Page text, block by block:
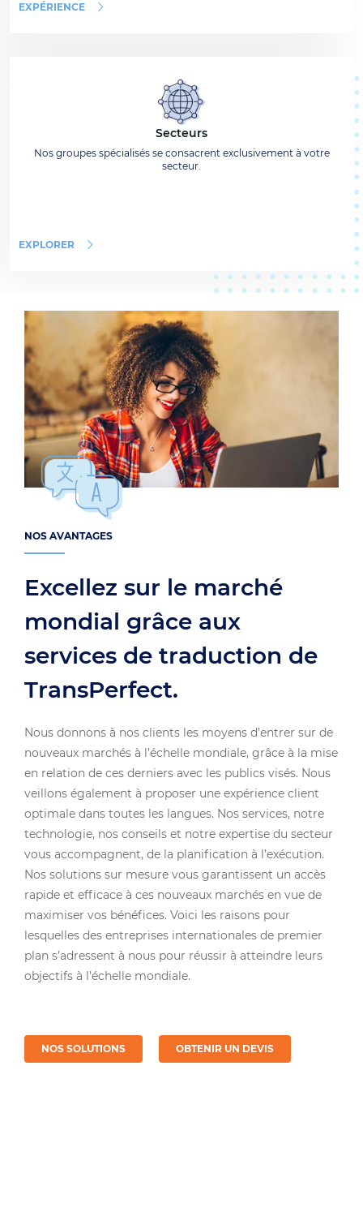
EXPÉRIENCE
Secteurs
Nos groupes spécialisés se consacrent exclusivement à votre
secteur.
EXPLORER
NOS AVANTAGES
Excellez sur le marché
mondial grâce aux
services de traduction de
TransPerfect.
Nous donnons à nos clients les moyens d’entrer sur de
nouveaux marchés à l’échelle mondiale, grâce à la mise
en relation de ces derniers avec les publics visés. Nous
veillons également à proposer une expérience client
optimale dans toutes les langues. Nos services, notre
technologie, nos conseils et notre expertise du secteur
vous accompagnent, de la planification à l’exécution.
Nos solutions sur mesure vous garantissent un accès
rapide et efficace à ces nouveaux marchés en vue de
maximiser vos bénéfices. Voici les raisons pour
lesquelles des entreprises internationales de premier
plan s’adressent à nous pour réussir à atteindre leurs
objectifs à l’échelle mondiale.
NOS SOLUTIONS OBTENIR UN DEVIS